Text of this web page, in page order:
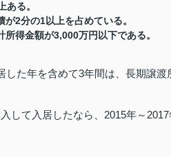
ある。
が2分の1以上を占めている。
所得金額が3,000万円以下である。
した年を含めて3年間は、長期譲渡
して入居したなら、 2015年～ 2017